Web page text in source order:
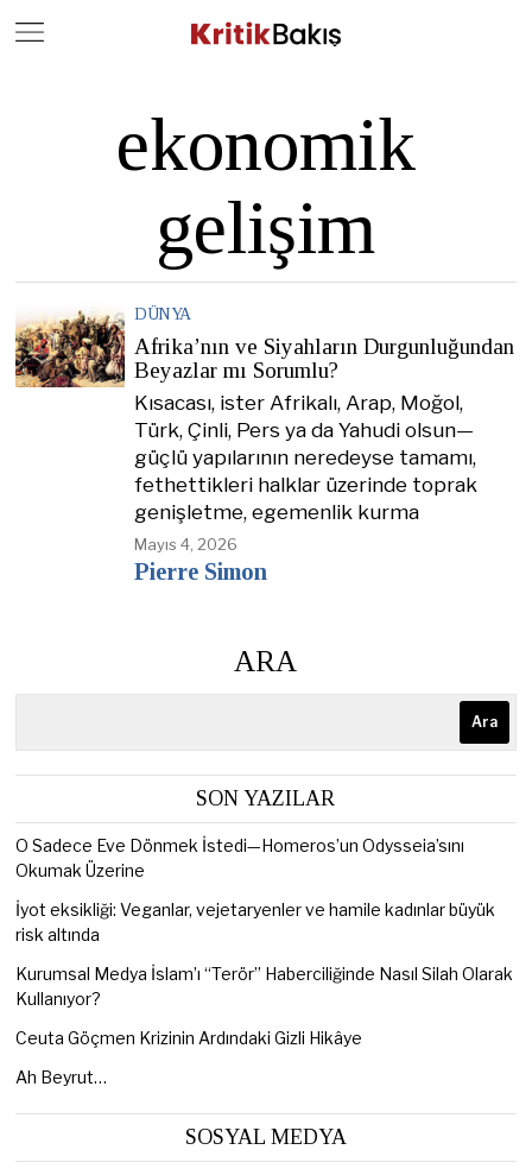
ekonomik
gelişim
DÜNYA
Afrika’nın ve Siyahların Durgunluğundan
Beyazlar mı Sorumlu?
Kısacası, ister Afrikalı, Arap, Moğol,
Türk, Çinli, Pers ya da Yahudi olsun—
güçlü yapılarının neredeyse tamamı,
fethettikleri halklar üzerinde toprak
genişletme, egemenlik kurma
Mayıs 4, 2026
Pierre Simon
ARA
Ara
SON YAZILAR
O Sadece Eve Dönmek İstedi—Homeros’un Odysseia’sını
Okumak Üzerine
İyot eksikliği: Veganlar, vejetaryenler ve hamile kadınlar büyük
risk altında
Kurumsal Medya İslam’ı “Terör” Haberciliğinde Nasıl Silah Olarak
Kullanıyor?
Ceuta Göçmen Krizinin Ardındaki Gizli Hikâye
Ah Beyrut…
SOSYAL MEDYA